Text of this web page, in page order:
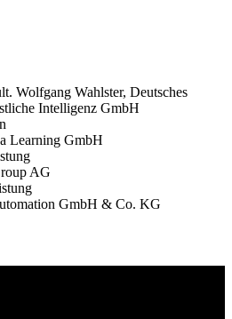
Wolfgang Wahlster, Deutsches
Intelligenz GmbH
Learning GmbH
AG
GmbH & Co. KG